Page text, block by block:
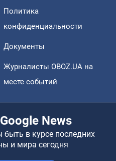
Политика
конфиденциальности
Документы
Журналисты OBOZ.UA на
месте событий
News
быть в курсе последних
и мира сегодня